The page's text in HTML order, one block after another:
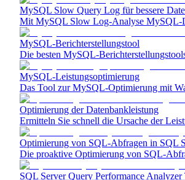
MySQL Slow Query Log für bessere
Mit MySQL Slow Log-Analyse MySQL-
MySQL-Berichterstellungstool
Die besten MySQL-
MySQL-Leistungsoptimierung
Das Tool zur MySQL-Optimierung mit
Optimierung der Datenbankleistung
Ermitteln Sie schnell die Ursache der
Optimierung von SQL-Abfragen in SQL
Die proaktive Optimierung von SQL-
SQL Server Query Performance Analyzer